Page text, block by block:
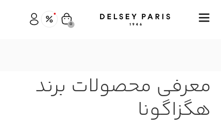
0
معرفی محصولات برند
هگزاگونا